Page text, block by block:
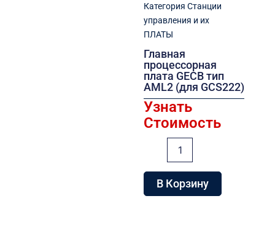
Категория Станции
управления и их
ПЛАТЫ
Главная
процессорная
плата GECB тип
AML2 (для GCS222)
Узнать
Стоимость
процессорная
плата
В Корзину